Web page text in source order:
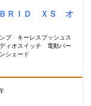
ＢＲＩＤ ＸＳ オ
プ キーレスプッシュス
ィオスイッチ 電動パー
シェード